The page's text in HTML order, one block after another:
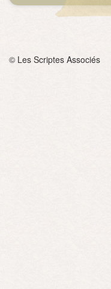
© Les Scriptes Associés